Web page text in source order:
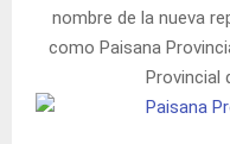
nombre de la nueva
como Paisana
Provincial